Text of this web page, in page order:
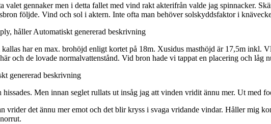
gennaker men i detta fallet med vind rakt akterifrån valde jag spinnacker.
följde. Vind och sol i aktern. Inte ofta man behöver solskyddsfaktor i
har en max. brohöjd enligt kortet på 18m. Xusidus masthöjd är 17,5m inkl.
och de lovade normalvattenstånd. Vid bron hade vi tappat en placering och låg
Men innan seglet rullats ut insåg jag att vinden vridit ännu mer. Ut med
vrider det ännu mer emot och det blir kryss i svaga vridande vindar. Håller mig